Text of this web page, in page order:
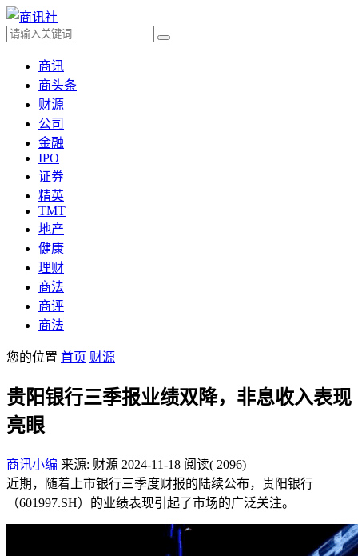
商讯
商头条
财源
公司
金融
IPO
证券
精英
TMT
地产
健康
理财
商法
商评
商法
您的位置 首页 财源
贵阳银行三季报业绩双降，非息收入表现
亮眼
商讯小编 来源: 财源 2024-11-18 阅读( 2096)
近期，随着上市银行三季度财报的陆续公布，贵阳银行
（601997.SH）的业绩表现引起了市场的广泛关注。